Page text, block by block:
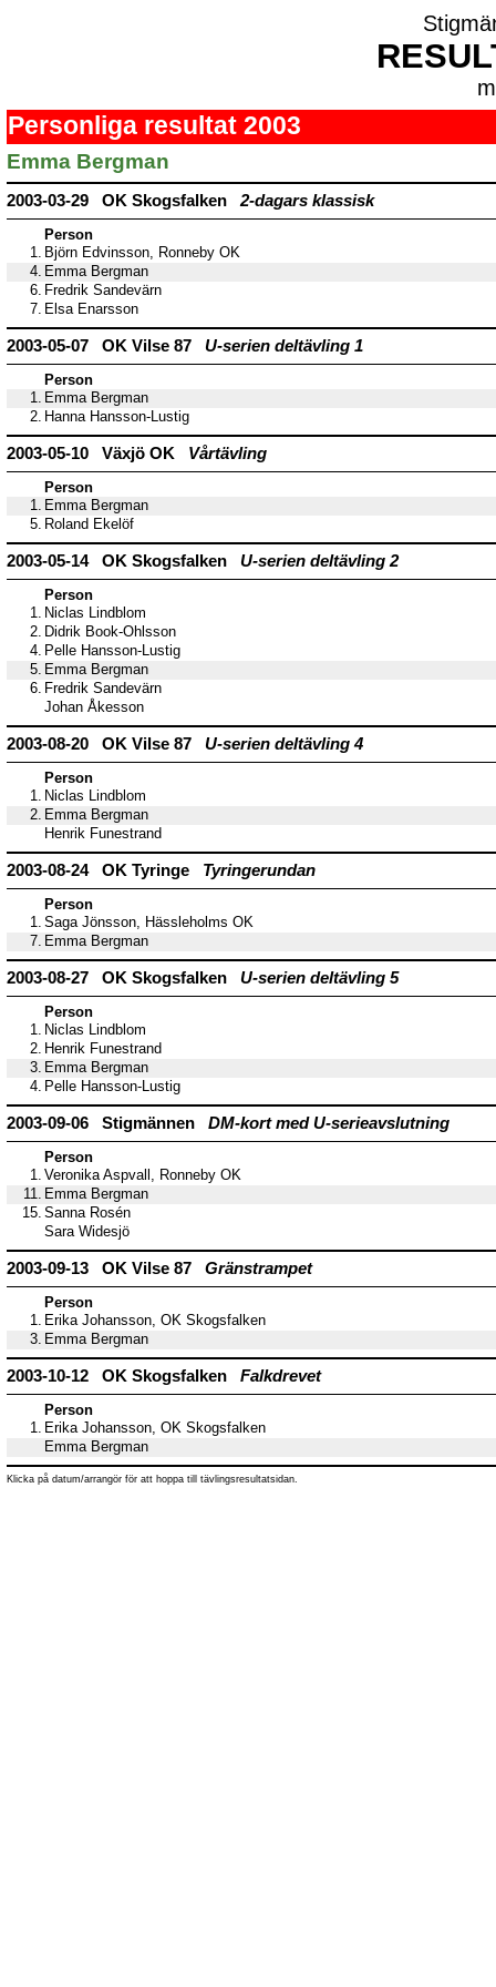
Personliga resultat 2003
Emma Bergman
2003-03-29 OK Skogsfalken 2-dagars klassisk
Person
1. Björn Edvinsson, Ronneby OK
4. Emma Bergman
6. Fredrik Sandevärn
7. Elsa Enarsson
2003-05-07 OK Vilse 87 U-serien deltävling 1
Person
1. Emma Bergman
2. Hanna Hansson-Lustig
2003-05-10 Växjö OK Vårtävling
Person
1. Emma Bergman
5. Roland Ekelöf
2003-05-14 OK Skogsfalken U-serien deltävling 2
Person
1. Niclas Lindblom
2. Didrik Book-Ohlsson
4. Pelle Hansson-Lustig
5. Emma Bergman
6. Fredrik Sandevärn
Johan Åkesson
2003-08-20 OK Vilse 87 U-serien deltävling 4
Person
1. Niclas Lindblom
2. Emma Bergman
Henrik Funestrand
2003-08-24 OK Tyringe Tyringerundan
Person
1. Saga Jönsson, Hässleholms OK
7. Emma Bergman
2003-08-27 OK Skogsfalken U-serien deltävling 5
Person
1. Niclas Lindblom
2. Henrik Funestrand
3. Emma Bergman
4. Pelle Hansson-Lustig
2003-09-06 Stigmännen DM-kort med U-serieavslutning
Person
1. Veronika Aspvall, Ronneby OK
11. Emma Bergman
15. Sanna Rosén
Sara Widesjö
2003-09-13 OK Vilse 87 Gränstrampet
Person
1. Erika Johansson, OK Skogsfalken
3. Emma Bergman
2003-10-12 OK Skogsfalken Falkdrevet
Person
1. Erika Johansson, OK Skogsfalken
Emma Bergman
Klicka på datum/arrangör för att hoppa till tävlingsresultatsidan.